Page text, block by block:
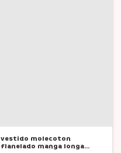
vestido molecoton
flanelado manga longa